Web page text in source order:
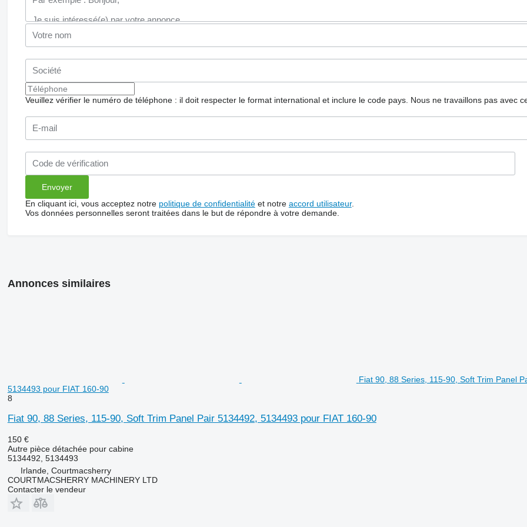
Veuillez vérifier le numéro de téléphone : il doit respecter le format international et inclure le code pays. Nous ne travaillons pas avec
En cliquant ici, vous acceptez notre politique de confidentialitéet notre accord utilisateur.
Vos données personnelles seront traitées dans le but de répondre à votre demande.
Annonces similaires
Fiat 90, 88 Series, 115-90, Soft Trim Panel
5134493 pour FIAT 160-90
8
Fiat 90, 88 Series, 115-90, Soft Trim Panel Pair 5134492, 5134493 pour FIAT 160-90
150 €
Autre pièce détachée pour cabine
5134492, 5134493
Irlande, Courtmacsherry
COURTMACSHERRY MACHINERY LTD
Contacter le vendeur